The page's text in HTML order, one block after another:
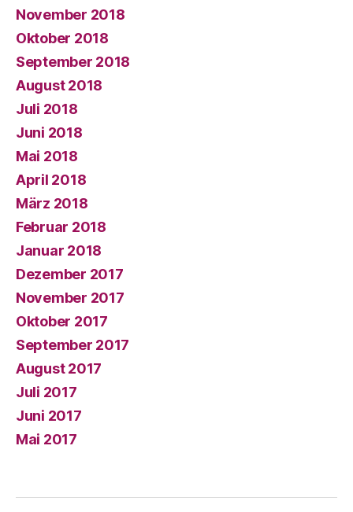
November 2018
Oktober 2018
September 2018
August 2018
Juli 2018
Juni 2018
Mai 2018
April 2018
März 2018
Februar 2018
Januar 2018
Dezember 2017
November 2017
Oktober 2017
September 2017
August 2017
Juli 2017
Juni 2017
Mai 2017